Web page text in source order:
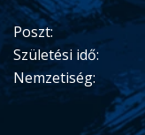
Poszt:
Születési idő:
Nemzetiség: